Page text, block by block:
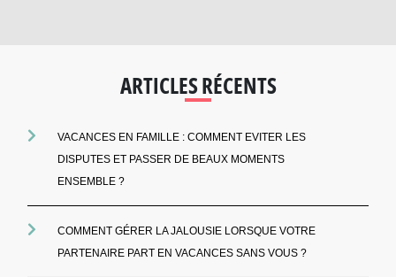
ARTICLES RÉCENTS
VACANCES EN FAMILLE : COMMENT EVITER LES
DISPUTES ET PASSER DE BEAUX MOMENTS
ENSEMBLE ?
COMMENT GÉRER LA JALOUSIE LORSQUE VOTRE
PARTENAIRE PART EN VACANCES SANS VOUS ?